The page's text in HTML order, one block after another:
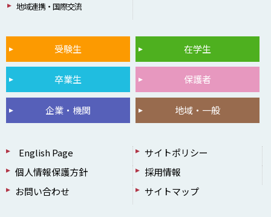
地域連携・国際交流
受験生 在学生
卒業生 保護者
企業・機関 地域・一般
English Page
サイトポリシー
個人情報保護方針
採用情報
お問い合わせ
サイトマップ